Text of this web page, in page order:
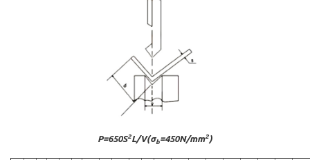
P=650S2L/V(σb=450N/mm2)